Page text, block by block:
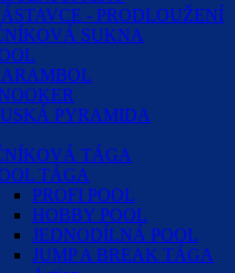
- PRODLOUŽENÍ
SUKNA
PYRAMIDA
TÁGA
TÁGA
PROFI POOL
HOBBY POOL
JEDNODÍLNÁ POOL
JUMP A BREAK TÁGA